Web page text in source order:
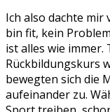
Ich also dachte mir
bin fit, kein
ist alles wie immer.
Rückbildungskurs
bewegten sich die
aufeinander zu.